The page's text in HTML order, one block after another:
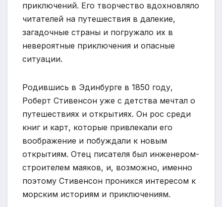
приключений. Его творчество вдохновляло
читателей на путешествия в далекие,
загадочные страны и погружало их в
невероятные приключения и опасные
ситуации.
Родившись в Эдинбурге в 1850 году,
Роберт Стивенсон уже с детства мечтал о
путешествиях и открытиях. Он рос среди
книг и карт, которые привлекали его
воображение и побуждали к новым
открытиям. Отец писателя был инженером-
строителем маяков, и, возможно, именно
поэтому Стивенсон проникся интересом к
морским историям и приключениям.